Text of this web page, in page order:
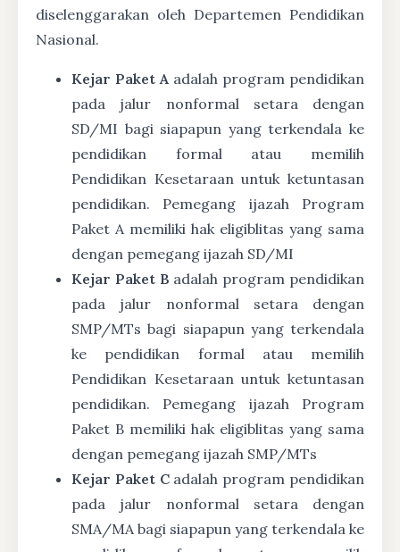
diselenggarakan oleh Departemen Pendidikan
Nasional.
Kejar Paket A adalah program pendidikan
pada jalur nonformal setara dengan
SD/MI bagi siapapun yang terkendala ke
pendidikan formal atau memilih
Pendidikan Kesetaraan untuk ketuntasan
pendidikan. Pemegang ijazah Program
Paket A memiliki hak eligiblitas yang sama
dengan pemegang ijazah SD/MI
Kejar Paket B adalah program pendidikan
pada jalur nonformal setara dengan
SMP/MTs bagi siapapun yang terkendala
ke pendidikan formal atau memilih
Pendidikan Kesetaraan untuk ketuntasan
pendidikan. Pemegang ijazah Program
Paket B memiliki hak eligiblitas yang sama
dengan pemegang ijazah SMP/MTs
Kejar Paket Cadalah program pendidikan
pada jalur nonformal setara dengan
SMA/MA bagi siapapun yang terkendala ke